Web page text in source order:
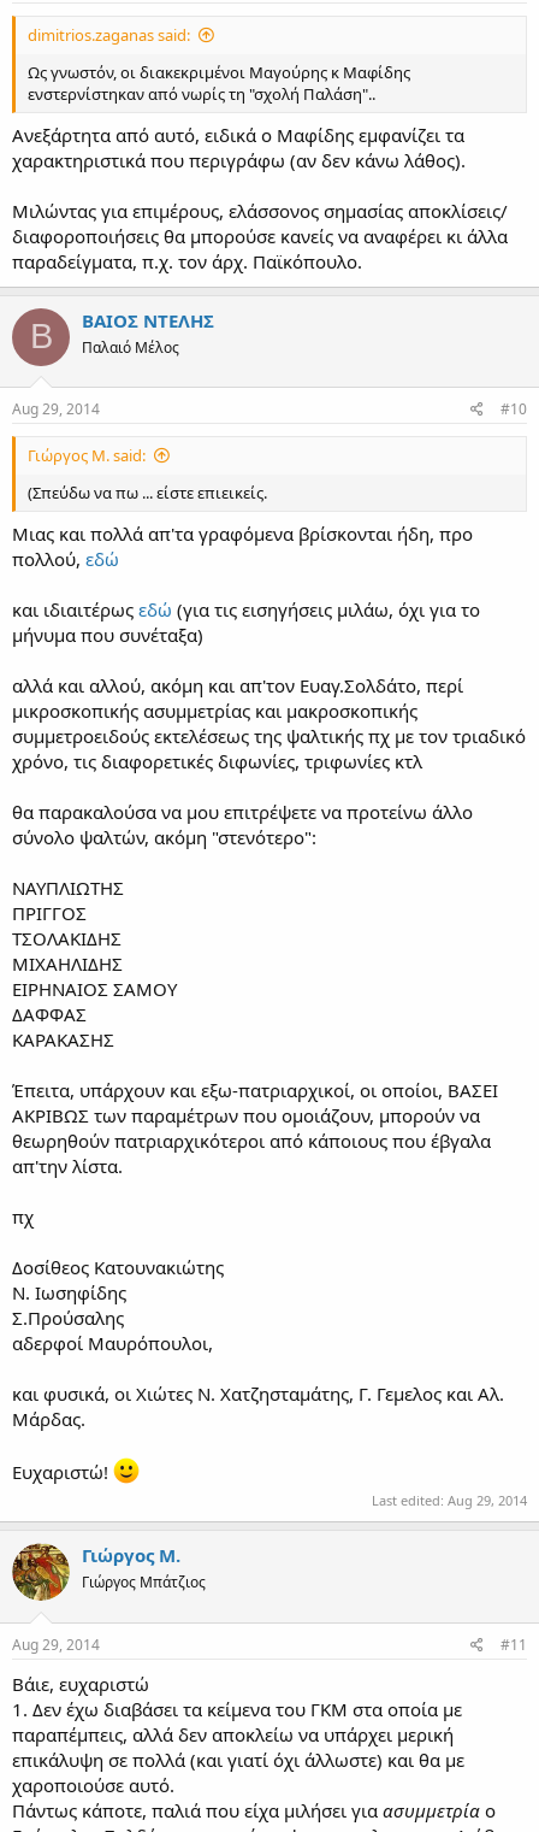
dimitrios.zaganas said:
Ως γνωστόν, οι διακεκριμένοι Μαγούρης κ Μαφίδης
ενστερνίστηκαν από νωρίς τη "σχολή Παλάση"..
Ανεξάρτητα από αυτό, ειδικά ο Μαφίδης εμφανίζει τα
χαρακτηριστικά που περιγράφω (αν δεν κάνω λάθος).
Μιλώντας για επιμέρους, ελάσσονος σημασίας αποκλίσεις/
διαφοροποιήσεις θα μπορούσε κανείς να αναφέρει κι άλλα
παραδείγματα, π.χ. τον άρχ. Παϊκόπουλο.
Β ΒΑΙΟΣ ΝΤΕΛΗΣ
Παλαιό Μέλος
Aug 29, 2014 #10
Γιώργος Μ. said:
(Σπεύδω να πω ... είστε επιεικείς.
Μιας και πολλά απ'τα γραφόμενα βρίσκονται ήδη, προ
πολλού, εδώ
και ιδιαιτέρως εδώ (για τις εισηγήσεις μιλάω, όχι για το
μήνυμα που συνέταξα)
αλλά και αλλού, ακόμη και απ'τον Ευαγ.Σολδάτο, περί
μικροσκοπικής ασυμμετρίας και μακροσκοπικής
συμμετροειδούς εκτελέσεως της ψαλτικής πχ με τον τριαδικό
χρόνο, τις διαφορετικές διφωνίες, τριφωνίες κτλ
θα παρακαλούσα να μου επιτρέψετε να προτείνω άλλο
σύνολο ψαλτών, ακόμη "στενότερο":
ΝΑΥΠΛΙΩΤΗΣ
ΠΡΙΓΓΟΣ
ΤΣΟΛΑΚΙΔΗΣ
ΜΙΧΑΗΛΙΔΗΣ
ΕΙΡΗΝΑΙΟΣ ΣΑΜΟΥ
ΔΑΦΦΑΣ
ΚΑΡΑΚΑΣΗΣ
Έπειτα, υπάρχουν και εξω-πατριαρχικοί, οι οποίοι, ΒΑΣΕΙ
ΑΚΡΙΒΩΣ των παραμέτρων που ομοιάζουν, μπορούν να
θεωρηθούν πατριαρχικότεροι από κάποιους που έβγαλα
απ'την λίστα.
πχ
Δοσίθεος Κατουνακιώτης
Ν. Ιωσηφίδης
Σ.Προύσαλης
αδερφοί Μαυρόπουλοι,
και φυσικά, οι Χιώτες Ν. Χατζησταμάτης, Γ. Γεμελος και Αλ.
Μάρδας.
Ευχαριστώ!
Last edited: Aug 29, 2014
Γιώργος Μ.
Γιώργος Μπάτζιος
Aug 29, 2014 #11
Βάιε, ευχαριστώ
1. Δεν έχω διαβάσει τα κείμενα του ΓΚΜ στα οποία με
παραπέμπεις, αλλά δεν αποκλείω να υπάρχει μερική
επικάλυψη σε πολλά (και γιατί όχι άλλωστε) και θα με
χαροποιούσε αυτό.
Πάντως κάποτε, παλιά που είχα μιλήσει για ασυμμετρία ο